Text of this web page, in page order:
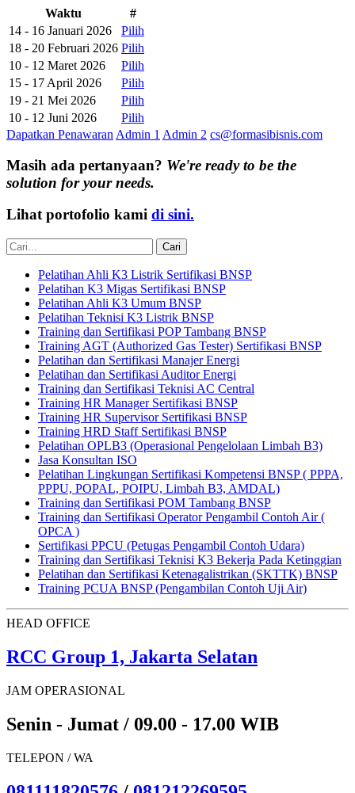
Waktu
#
14 - 16 Januari 2026
Pilih
18 - 20 Februari 2026 Pilih
10 - 12 Maret 2026
Pilih
15 - 17 April 2026
Pilih
19 - 21 Mei 2026
Pilih
10 - 12 Juni 2026
Pilih
Dapatkan Penawaran Admin 1 Admin 2 cs@formasibisnis.com
Masih ada pertanyaan? We're ready to be the
solution for your needs.
Lihat portofolio kami di sini.
Pelatihan Ahli K3 Listrik Sertifikasi BNSP
Pelatihan K3 Migas Sertifikasi BNSP
Pelatihan Ahli K3 Umum BNSP
Pelatihan Teknisi K3 Listrik BNSP
Training dan Sertifikasi POP Tambang BNSP
Training AGT (Authorized Gas Tester) Sertifikasi BNSP
Pelatihan dan Sertifikasi Manajer Energi
Pelatihan dan Sertifikasi Auditor Energi
Training dan Sertifikasi Teknisi AC Central
Training HR Manager Sertifikasi BNSP
Training HR Supervisor Sertifikasi BNSP
Training HRD Staff Sertifikasi BNSP
Pelatihan OPLB3 (Operasional Pengelolaan Limbah B3)
Jasa Konsultan ISO
Pelatihan Lingkungan Sertifikasi Kompetensi BNSP ( PPPA,
PPPU, POPAL, POIPU, Limbah B3, AMDAL)
Training dan Sertifikasi POM Tambang BNSP
Training dan Sertifikasi Operator Pengambil Contoh Air (
OPCA )
Sertifikasi PPCU (Petugas Pengambil Contoh Udara)
Training dan Sertifikasi Teknisi K3 Bekerja Pada Ketinggian
Pelatihan dan Sertifikasi Ketenagalistrikan (SKTTK) BNSP
Training PCUA BNSP (Pengambilan Contoh Uji Air)
HEAD OFFICE
RCC Group 1, Jakarta Selatan
JAM OPERASIONAL
Senin - Jumat / 09.00 - 17.00 WIB
TELEPON / WA